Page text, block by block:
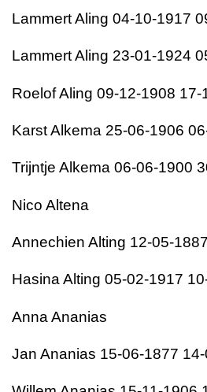
Lammert Aling 04-10-1917
Lammert Aling 23-01-1924
Roelof Aling 09-12-1908 17-
Karst Alkema 25-06-1906
Trijntje Alkema 06-06-1900
Nico Altena
Annechien Alting 12-05-
Hasina Alting 05-02-1917
Anna Ananias
Jan Ananias 15-06-1877